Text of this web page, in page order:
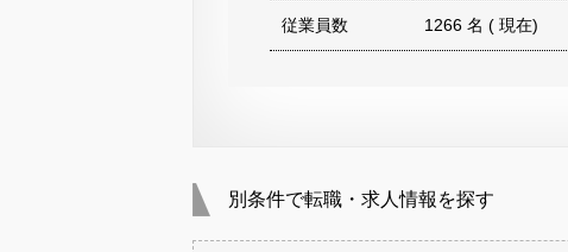
従業員数 1266 名 ( 現在)
別条件で転職・求人情報を探す